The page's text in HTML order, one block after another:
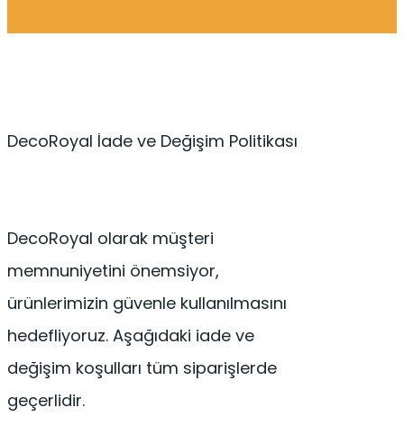
DecoRoyal İade ve Değişim Politikası
DecoRoyal olarak müşteri
memnuniyetini önemsiyor,
ürünlerimizin güvenle kullanılmasını
hedefliyoruz. Aşağıdaki iade ve
değişim koşulları tüm siparişlerde
geçerlidir.